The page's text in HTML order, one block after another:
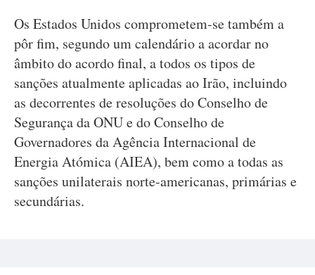
Os Estados Unidos comprometem-se também a
pôr fim, segundo um calendário a acordar no
âmbito do acordo final, a todos os tipos de
sanções atualmente aplicadas ao Irão, incluindo
as decorrentes de resoluções do Conselho de
Segurança da ONU e do Conselho de
Governadores da Agência Internacional de
Energia Atómica (AIEA), bem como a todas as
sanções unilaterais norte-americanas, primárias e
secundárias.